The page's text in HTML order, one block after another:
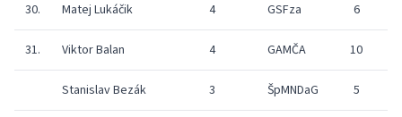
30. Matej Lukáčik 4 GSFza 6
31. Viktor Balan 4 GAMČA 10
Stanislav Bezák 3 ŠpMNDaG 5